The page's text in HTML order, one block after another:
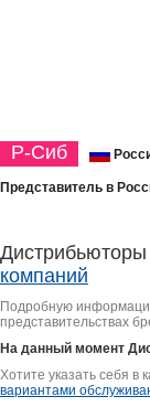
Р-Сиб
Представитель в
компаний
Подробную
представительствах
На данный момент
Хотите указать себя в
вариантами